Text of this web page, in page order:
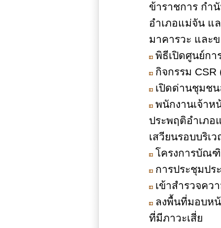
ข้าราชการ กำ
อำเภอแม่จัน แ
มาคารวะ และ
พิธีเปิดศูนย์กา
กิจกรรม CSR
เปิดด่านชุมช
พนักงานเจ้าห
ประพฤติอำเภ
เสวียนรอบบริเ
โครงการบัณ
การประชุมป
เข้าสำรวจคว
ลงพื้นที่มอบหน้
ที่มีภาวะเสี่ย